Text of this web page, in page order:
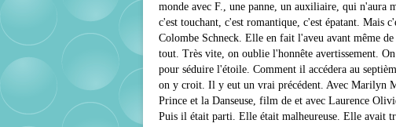
monde avec F., une panne, un auxiliaire, qui n'aura
c'est touchant, c'est romantique, c'est épatant. Mais
Colombe Schneck. Elle en fait l'aveu avant même
tout. Très vite, on oublie l'honnête avertissement.
pour séduire l'étoile. Comment il accédera au
on y croit. Il y eut un vrai précédent. Avec Marilyn
Prince et la Danseuse, film de et avec Laurence
Puis il était parti. Elle était malheureuse. Elle avait